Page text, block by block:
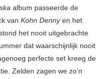
album passeerde de
van Kohn Dennyen het
het nooit uitgebrachte
dat waarschijnlijk nooit
perfecte set kreeg de
Zelden zagen we zo’n